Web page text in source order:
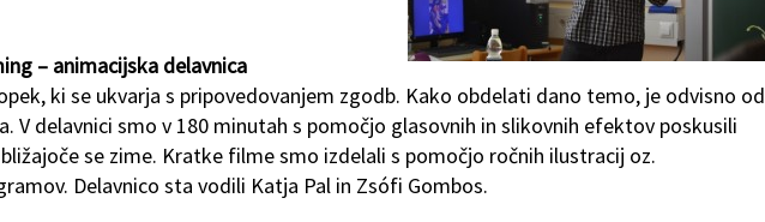
– animacijska delavnica
ki se ukvarja s pripovedovanjem zgodb. Kako obdelati dano temo, je odvisno od
V delavnici smo v 180 minutah s pomočjo glasovnih in slikovnih efektov poskusili
se zime. Kratke filme smo izdelali s pomočjo ročnih ilustracij oz.
Delavnico sta vodili Katja Pal in Zsófi Gombos.